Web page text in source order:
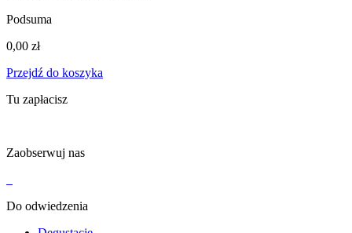
Podsuma
0,00 zł
Przejdź do koszyka
Tu zapłacisz
Zaobserwuj nas
Do odwiedzenia